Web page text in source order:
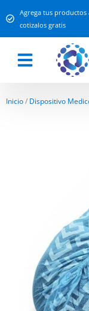
Agrega tus productos
cotizalos gratis
Inicio/ Dispositivo